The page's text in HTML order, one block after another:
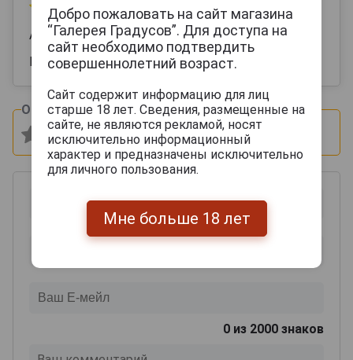
09 сентября 2025
Анна
Идеально сбалансированно , очень вкусно
Оцените и напишите отзыв:
0 из 2000 знаков
Добро пожаловать на сайт магазина
“Галерея Градусов”. Для доступа на
сайт необходимо подтвердить
совершеннолетний возраст.
Сайт содержит информацию для лиц
старше 18 лет. Сведения, размещенные на
сайте, не являются рекламой, носят
исключительно информационный
характер и предназначены исключительно
для личного пользования.
Мне больше 18 лет